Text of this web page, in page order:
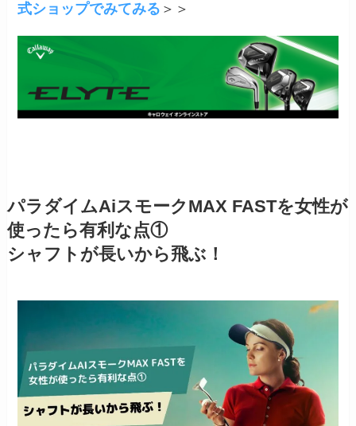
式ショップでみてみる ＞＞
パラダイムAiスモークMAX FASTを女性が
使ったら有利な点①
シャフトが長いから飛ぶ！